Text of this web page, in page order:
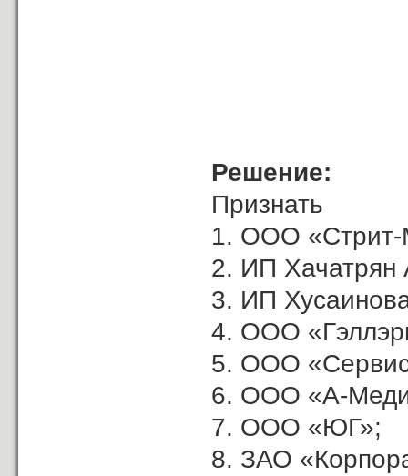
Решение:
Признать
1. ООО
2. ИП Хачатрян
3. ИП
4. ООО
5. ООО
6. ООО «А-
7. ООО «ЮГ»;
8. ЗАО